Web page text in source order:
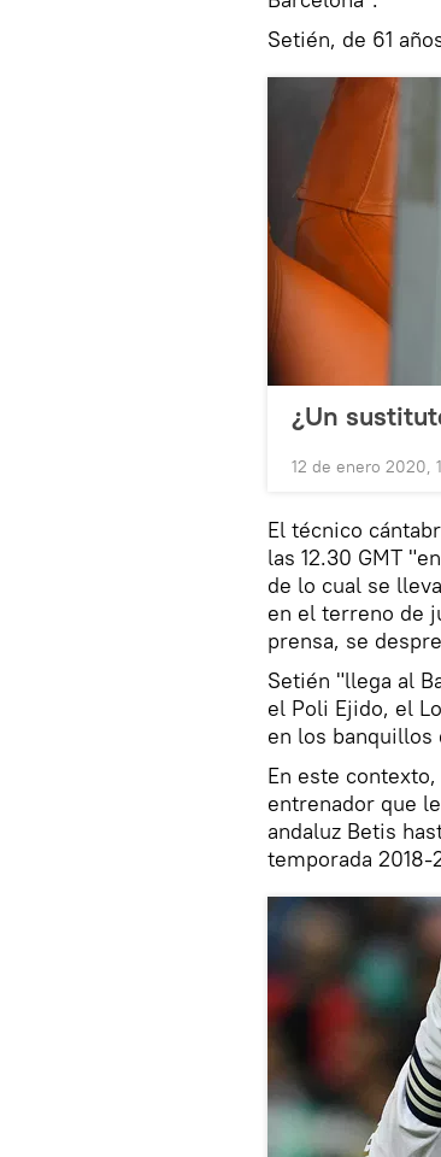
Setién, de 61
¿Un
12 de enero 2020,
El técnico
las 12.30 GMT
de lo cual se
en el terreno de
prensa, se
Setién "llega al
el Poli Ejido, el
en los banquillos
En este
entrenador que
andaluz Betis
temporada 2018-